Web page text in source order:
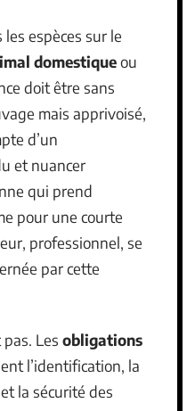
espèces sur le
domestiqueou
doit être sans
mais apprivoisé,
d’un
et nuancer
qui prend
pour une courte
professionnel, se
par cette
Les obligations
l’identification, la
la sécurité des